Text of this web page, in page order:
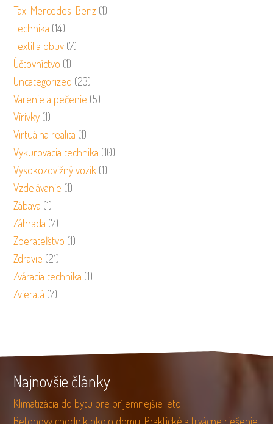
Taxi Mercedes-Benz (1)
Technika (14)
Textil a obuv (7)
Účtovníctvo (1)
Uncategorized (23)
Varenie a pečenie (5)
Vírivky (1)
Virtuálna realita (1)
Vykurovacia technika (10)
Vysokozdvižný vozík (1)
Vzdelávanie (1)
Zábava (1)
Záhrada (7)
Zberateľstvo (1)
Zdravie (21)
Zváracia technika (1)
Zvieratá (7)
Najnovšie články
Klimatizácia do bytu pre príjemnejšie leto
Betonovy chodnik okolo domu: Praktické a trvácne riešenie